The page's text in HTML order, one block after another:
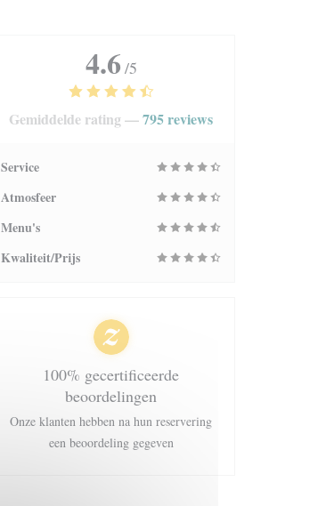
4.6 /5
Gemiddelde rating —795 reviews
Service
Atmosfeer
Menu's
Kwaliteit/Prijs
100% gecertificeerde
beoordelingen
Onze klanten hebben na hun reservering
een beoordeling gegeven